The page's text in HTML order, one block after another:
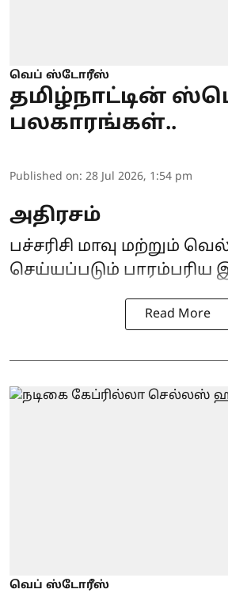
வெப் ஸ்டோரீஸ்
தமிழ்நாட்டின்
பலகாரங்கள்..
Published on: 28 Jul 2026, 1:54 pm
அதிரசம்
பச்சரிசி மாவு மற்றும்
செய்யப்படும் பாரம்பரிய
Read More
வெப் ஸ்டோரீஸ்